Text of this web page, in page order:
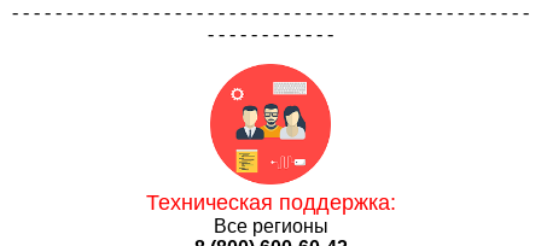
- - - - - - - - - - - - - - - - - - - - - - - - - - - - - - - - - - - - - - - - - - - - - - - -
- - - - - - - - - - - -
Техническая поддержка:
Все регионы